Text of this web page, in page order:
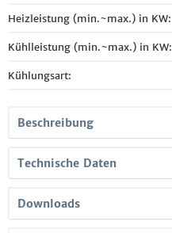
Heizleistung (min.~max.) in KW:
Kühlleistung (min.~max.) in KW:
Kühlungsart:
Beschreibung
Technische Daten
Downloads